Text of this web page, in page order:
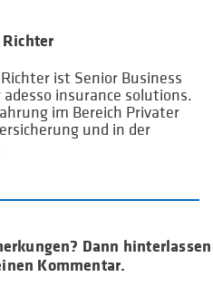
Richter
ist Senior Business
adesso insurance solutions.
im Bereich Privater
und in der
Dann hinterlassen
Kommentar.